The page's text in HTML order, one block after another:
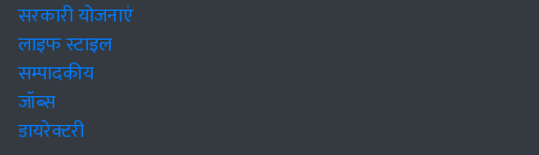
सरकारी योजनाएं
लाइफ स्टाइल
सम्पादकीय
जॉब्स
डायरेक्टरी